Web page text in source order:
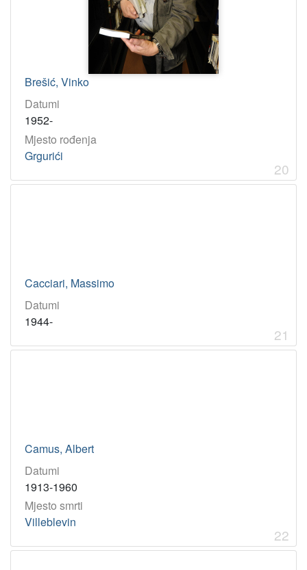
Brešić, Vinko
Datumi
1952-
Mjesto rođenja
Grgurići
20
Cacciari, Massimo
Datumi
1944-
21
Camus, Albert
Datumi
1913-1960
Mjesto smrti
Villeblevin
22